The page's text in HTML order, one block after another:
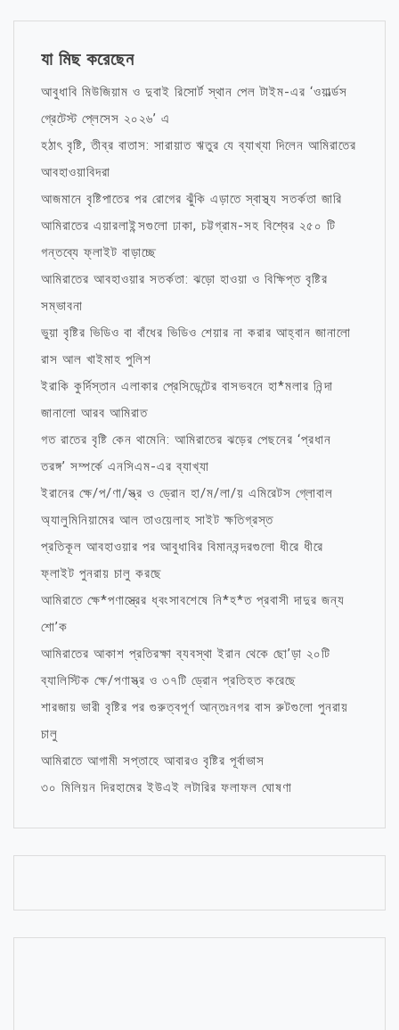
যা মিছ করেছেন
আবুধাবি মিউজিয়াম ও দুবাই রিসোর্ট স্থান পেল টাইম-এর ‘ওয়ার্ল্ডস
গ্রেটেস্ট প্লেসেস ২০২৬’ এ
হঠাৎ বৃষ্টি, তীব্র বাতাস: সারায়াত ঋতুর যে ব্যাখ্যা দিলেন আমিরাতের
আবহাওয়াবিদরা
আজমানে বৃষ্টিপাতের পর রোগের ঝুঁকি এড়াতে স্বাস্থ্য সতর্কতা জারি
আমিরাতের এয়ারলাইন্সগুলো ঢাকা, চট্টগ্রাম-সহ বিশ্বের ২৫০ টি
গন্তব্যে ফ্লাইট বাড়াচ্ছে
আমিরাতের আবহাওয়ার সতর্কতা: ঝড়ো হাওয়া ও বিক্ষিপ্ত বৃষ্টির
সম্ভাবনা
ভুয়া বৃষ্টির ভিডিও বা বাঁধের ভিডিও শেয়ার না করার আহ্বান জানালো
রাস আল খাইমাহ পুলিশ
ইরাকি কুর্দিস্তান এলাকার প্রেসিডেন্টের বাসভবনে হা*মলার নিন্দা
জানালো আরব আমিরাত
গত রাতের বৃষ্টি কেন থামেনি: আমিরাতের ঝড়ের পেছনের ‘প্রধান
তরঙ্গ’ সম্পর্কে এনসিএম-এর ব্যাখ্যা
ইরানের ক্ষে/প/ণা/স্ত্র ও ড্রোন হা/ম/লা/য় এমিরেটস গ্লোবাল
অ্যালুমিনিয়ামের আল তাওয়েলাহ সাইট ক্ষতিগ্রস্ত
প্রতিকূল আবহাওয়ার পর আবুধাবির বিমানবন্দরগুলো ধীরে ধীরে
ফ্লাইট পুনরায় চালু করছে
আমিরাতে ক্ষে*পণাস্ত্রের ধ্বংসাবশেষে নি*হ*ত প্রবাসী দাদুর জন্য
শো’ক
আমিরাতের আকাশ প্রতিরক্ষা ব্যবস্থা ইরান থেকে ছো’ড়া ২০টি
ব্যালিস্টিক ক্ষে/পণাস্ত্র ও ৩৭টি ড্রোন প্রতিহত করেছে
শারজায় ভারী বৃষ্টির পর গুরুত্বপূর্ণ আন্তঃনগর বাস রুটগুলো পুনরায়
চালু
আমিরাতে আগামী সপ্তাহে আবারও বৃষ্টির পূর্বাভাস
৩০ মিলিয়ন দিরহামের ইউএই লটারির ফলাফল ঘোষণা